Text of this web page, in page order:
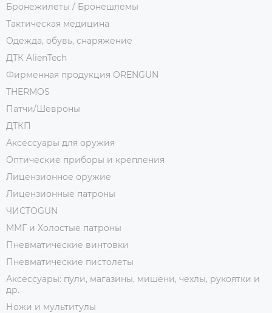
Бронежилеты / Бронешлемы
Тактическая медицина
Одежда, обувь, снаряжение
ДТК AlienTech
Фирменная продукция ORENGUN
THERMOS
Патчи/Шевроны
ДТКП
Аксессуары для оружия
Оптические приборы и крепления
Лицензионное оружие
Лицензионные патроны
ЧИСТОGUN
ММГ и Холостые патроны
Пневматические винтовки
Пневматические пистолеты
Аксессуары: пули, магазины, мишени, чехлы, рукоятки и
др.
Ножи и мультитулы